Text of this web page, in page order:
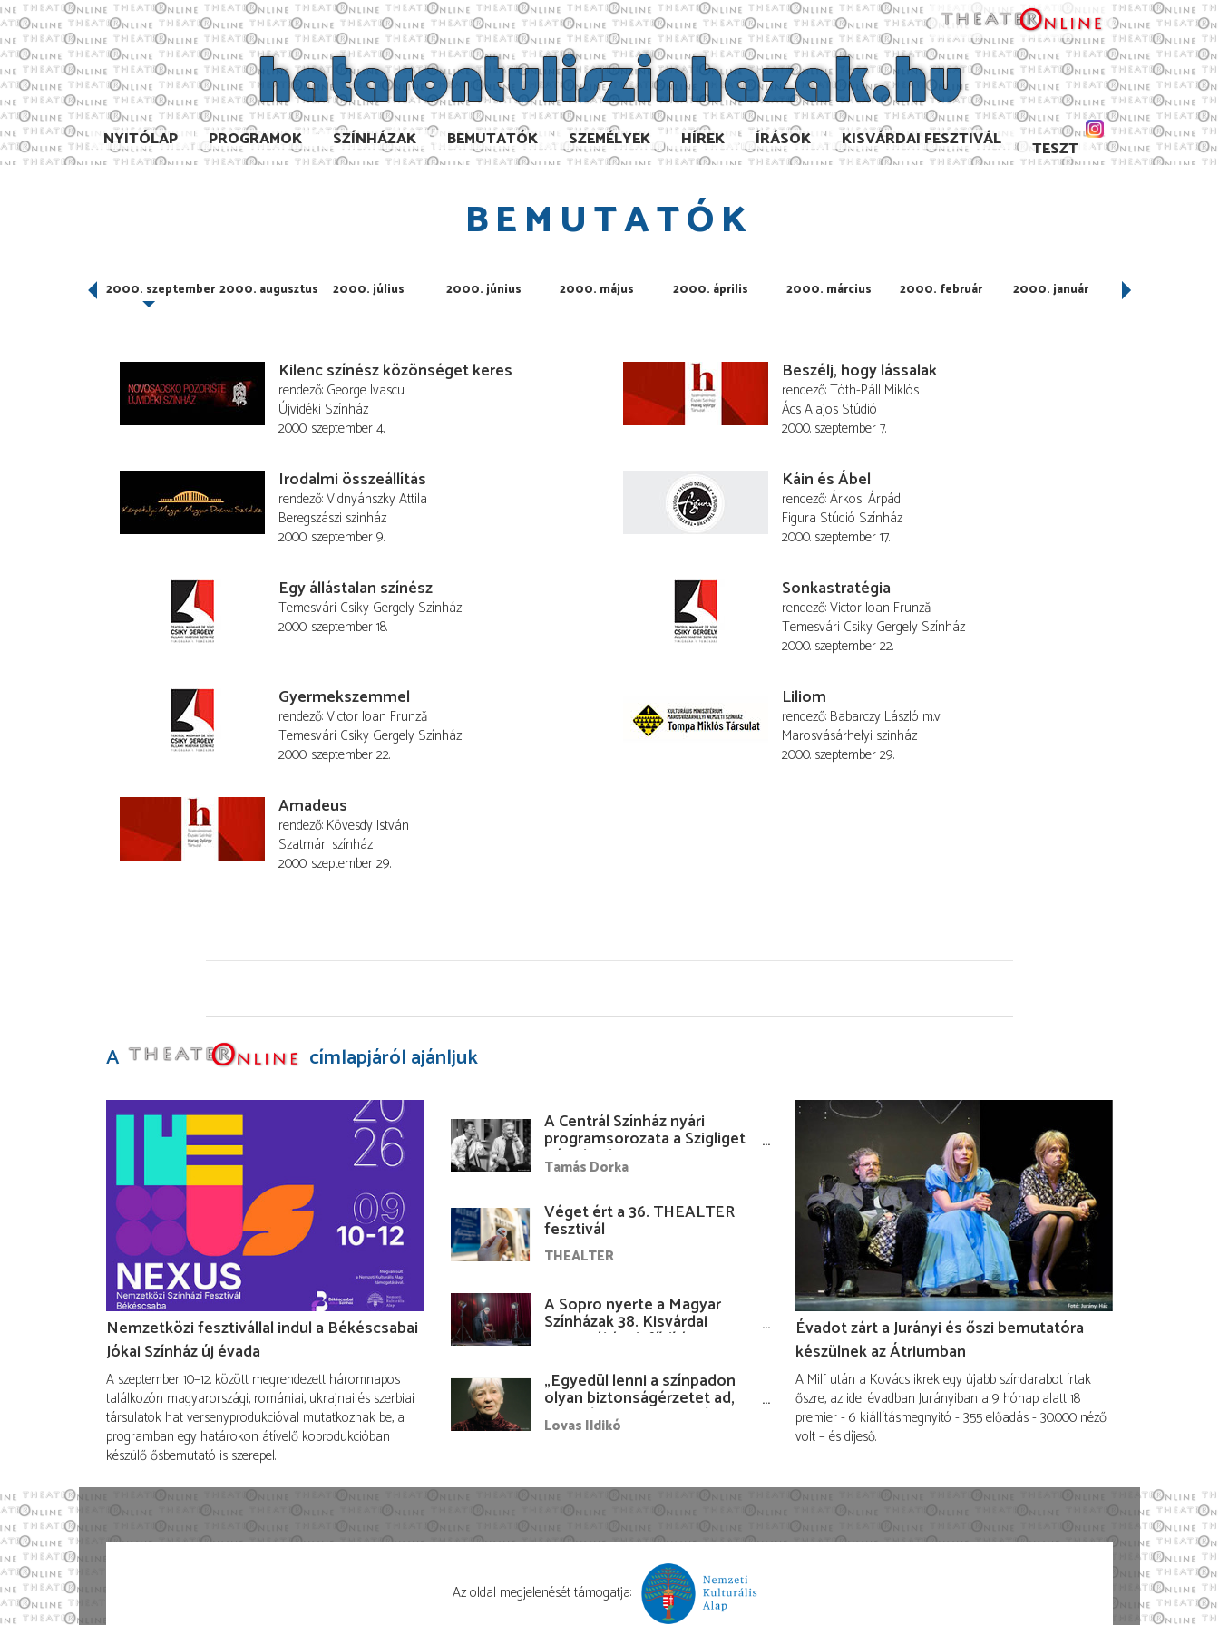
NYITÓLAP PROGRAMOK SZÍNHÁZAK BEMUTATÓK SZEMÉLYEK HÍREK ÍRÁSOK KISVÁRDAI FESZTIVÁL TESZT
BEMUTATÓK
2000. szeptember 2000. augusztus 2000. július 2000. június 2000. május 2000. április 2000. március 2000. február 2000. január 1999. december
Kilenc színész közönséget keres
rendező George Ivascu
Újvidéki Színház
2000. szeptember 4.
Beszélj, hogy lássalak
rendező Tóth-Páll Miklós
Ács Alajos Stúdió
2000. szeptember 7.
Irodalmi összeállítás
rendező Vidnyánszky Attila
Beregszászi szinház
2000. szeptember 9.
Káin és Ábel
rendező Árkosi Árpád
Figura Stúdió Színház
2000. szeptember 17.
Egy állástalan színész
Temesvári Csiky Gergely Színház
2000. szeptember 18.
Sonkastratégia
rendező Victor Ioan Frunză
Temesvári Csiky Gergely Színház
2000. szeptember 22.
Gyermekszemmel
rendező Victor Ioan Frunză
Temesvári Csiky Gergely Színház
2000. szeptember 22.
Liliom
rendező Babarczy László m.v.
Marosvásárhelyi szinház
2000. szeptember 29.
Amadeus
rendező Kövesdy István
Szatmári színház
2000. szeptember 29.
A címlapjáról ajánljuk
Nemzetközi fesztivállal indul a Békéscsabai
Jókai Színház új évada
A szeptember 10–12. között megrendezett háromnapos
találkozón magyarországi, romániai, ukrajnai és szerbiai
társulatok hat versenyprodukcióval mutatkoznak be, a
programban egy határokon átívelő koprodukcióban
készülő ősbemutató is szerepel.
A Centrál Színház nyári
programsorozata a Szigliget
Várudvarban
Tamás Dorka
Véget ért a 36. THEALTER
fesztivál
THEALTER
A Sopro nyerte a Magyar
Színházak 38. Kisvárdai
Fesztiváljának fődíját
„Egyedül lenni a színpadon
olyan biztonságérzetet ad,
hogy lám, mindenki más
nélkül is megvagyok
Lovas Ildikó
Évadot zárt a Jurányi és őszi bemutatóra
készülnek az Átriumban
A Milf után a Kovács ikrek egy újabb színdarabot írtak
őszre, az idei évadban Jurányiban a 9 hónap alatt 18
premier - 6 kiállításmegnyitó - 355 előadás - 30.000 néző
volt – és díjeső.
Az oldal megjelenését támogatja: